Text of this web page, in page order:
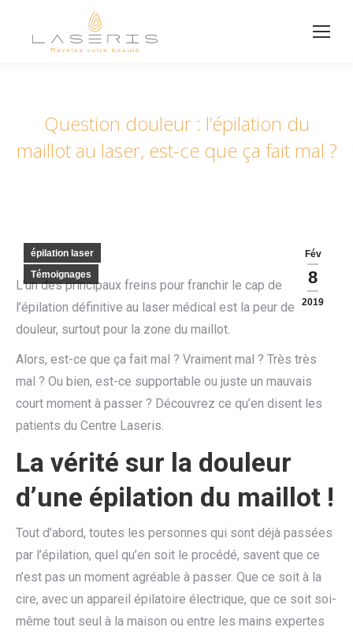
Question douleur : l’épilation du
maillot au laser, est-ce que ça fait mal ?
Fév
8
2019
épilation laser
Témoignages
L’un des principaux freins pour franchir le cap de
l’épilation définitive au laser médical est la peur de la
douleur, surtout pour la zone du maillot.
Alors, est-ce que ça fait mal ? Vraiment mal ? Très très
mal ? Ou bien, est-ce supportable ou juste un mauvais
court moment à passer ? Découvrez ce qu’en disent les
patients du Centre Laseris.
La vérité sur la douleur
d’une épilation du maillot !
Tout d’abord, toutes les personnes qui sont déjà passées
par l’épilation, quel qu’en soit le procédé, savent que ce
n’est pas un moment agréable à passer. Que ce soit à la
cire, avec un appareil épilatoire électrique, que ce soit soi-
même tout seul à la maison ou entre les mains expertes